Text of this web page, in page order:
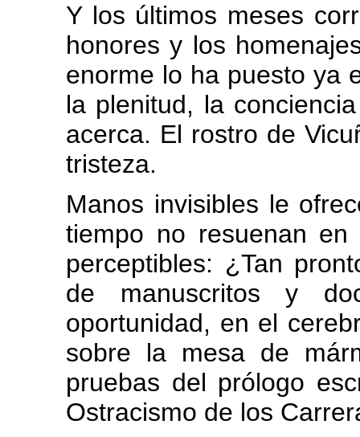
Y los últimos meses
honores y los
enorme lo ha puesto ya
la plenitud, la
acerca. El rostro de
tristeza.
Manos invisibles le
tiempo no resuenan
perceptibles: ¿Tan
de manuscritos y
oportunidad, en el
sobre la mesa de
pruebas del prólogo
Ostracismo de los